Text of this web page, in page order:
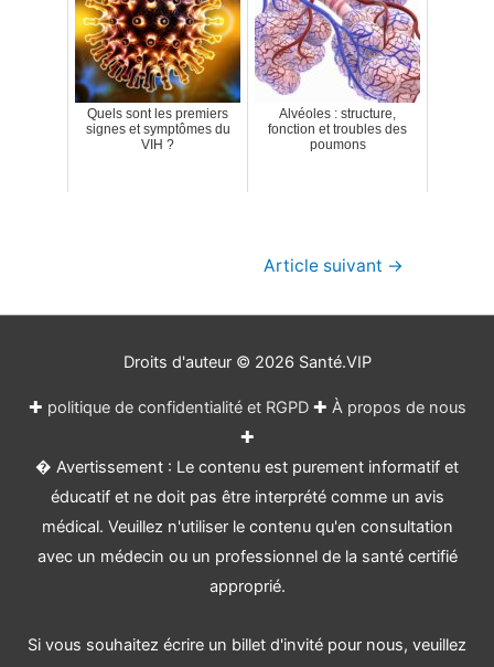
Quels sont les premiers
signes et symptômes du
VIH ?
Alvéoles : structure,
fonction et troubles des
poumons
Article suivant →
Droits d'auteur © 2026 Santé.VIP
✚ politique de confidentialité et RGPD✚ À propos de nous
✚
� Avertissement : Le contenu est purement informatif et
éducatif et ne doit pas être interprété comme un avis
médical. Veuillez n'utiliser le contenu qu'en consultation
avec un médecin ou un professionnel de la santé certifié
approprié.
Si vous souhaitez écrire un billet d'invité pour nous, veuillez